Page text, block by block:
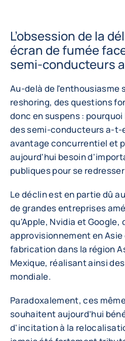
L’obsession de la
écran de fumée
semi-conducteurs
Au-delà de l'enthousiasme
reshoring, des questions
donc en suspens :
des semi-conducteurs a-t-
avantage concurrentiel et
aujourd'hui besoin
publiques pour se
Le déclin est en partie dû
de grandes entreprises
qu'Apple, Nvidia et Google,
approvisionnement en Asie
fabrication dans la région
Mexique, réalisant ainsi
mondiale.
Paradoxalement, ces
souhaitent aujourd’hui
d'incitation à la